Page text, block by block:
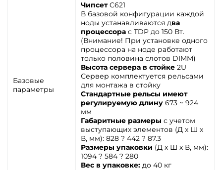
Базовые
параметры
ЧипсетC621
В базовой конфигурации каждой
ноды устанавливаются два
процессора c TDP до 150 Вт.
(Внимание! При установке одного
процессора на ноде работают
только половина слотов DIMM)
Высота сервера в стойке 2U
Сервер комплектуется рельсами
для монтажа в стойку
Стандартные рельсы имеют
регулируемую длину 673 ~ 924
мм
Габаритные размеры с учетом
выступающих элементов (Д x Ш x
В, мм): 828 ? 442 ? 87.3
Размеры упаковки (Д x Ш x В, мм):
1094 ? 584 ? 280
Вес в упаковке: до 40 кг